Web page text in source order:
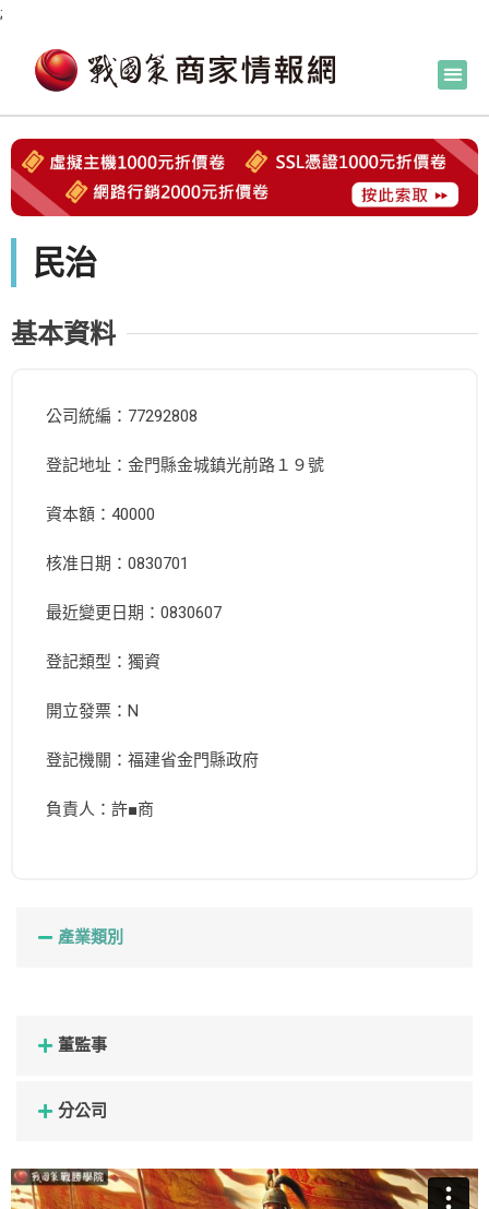
;
民治
基本資料
公司統編：77292808
登記地址：金門縣金城鎮光前路１９號
資本額：40000
核准日期：0830701
最近變更日期：0830607
登記類型：獨資
開立發票：N
登記機關：福建省金門縣政府
負責人：許■商
產業類別
董監事
分公司